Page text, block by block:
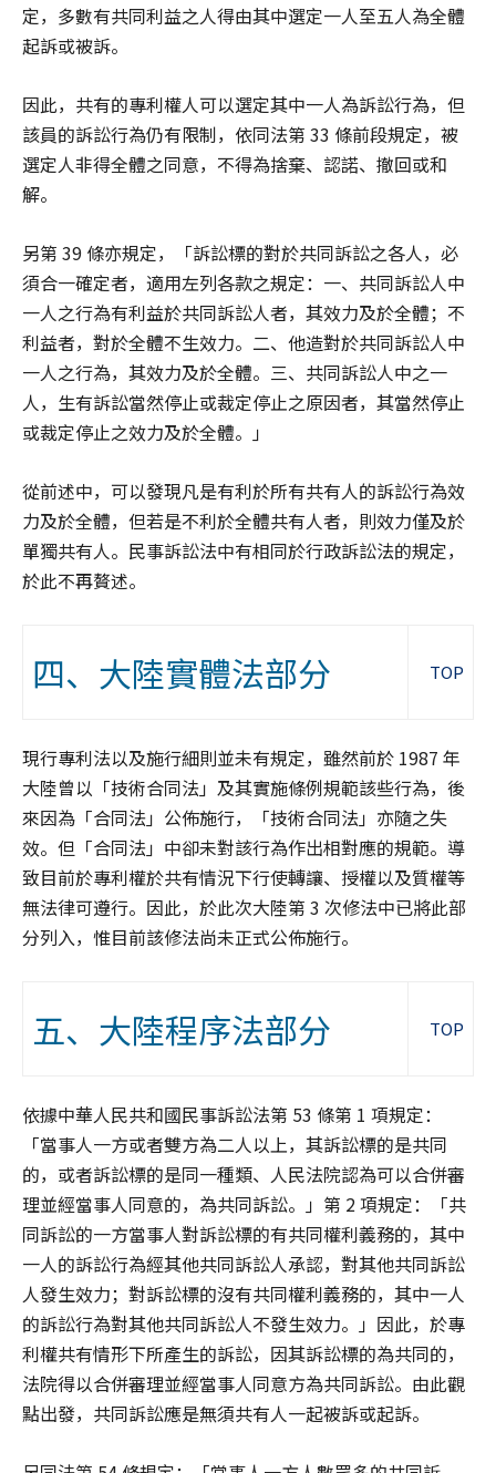
定，多數有共同利益之人得由其中選定一人至五人為全體
起訴或被訴。
因此，共有的專利權人可以選定其中一人為訴訟行為，但
該員的訴訟行為仍有限制，依同法第 33 條前段規定，被
選定人非得全體之同意，不得為捨棄、認諾、撤回或和
解。
另第 39 條亦規定，「訴訟標的對於共同訴訟之各人，必
須合一確定者，適用左列各款之規定：一、共同訴訟人中
一人之行為有利益於共同訴訟人者，其效力及於全體；不
利益者，對於全體不生效力。二、他造對於共同訴訟人中
一人之行為，其效力及於全體。三、共同訴訟人中之一
人，生有訴訟當然停止或裁定停止之原因者，其當然停止
或裁定停止之效力及於全體。」
從前述中，可以發現凡是有利於所有共有人的訴訟行為效
力及於全體，但若是不利於全體共有人者，則效力僅及於
單獨共有人。民事訴訟法中有相同於行政訴訟法的規定，
於此不再贅述。
四、大陸實體法部分 TOP
現行專利法以及施行細則並未有規定，雖然前於 1987 年
大陸曾以「技術合同法」及其實施條例規範該些行為，後
來因為「合同法」公佈施行，「技術合同法」亦隨之失
效。但「合同法」中卻未對該行為作出相對應的規範。導
致目前於專利權於共有情況下行使轉讓、授權以及質權等
無法律可遵行。因此，於此次大陸第 3 次修法中已將此部
分列入，惟目前該修法尚未正式公佈施行。
五、大陸程序法部分 TOP
依據中華人民共和國民事訴訟法第 53 條第 1 項規定：
「當事人一方或者雙方為二人以上，其訴訟標的是共同
的，或者訴訟標的是同一種類、人民法院認為可以合併審
理並經當事人同意的，為共同訴訟。」第 2 項規定：「共
同訴訟的一方當事人對訴訟標的有共同權利義務的，其中
一人的訴訟行為經其他共同訴訟人承認，對其他共同訴訟
人發生效力；對訴訟標的沒有共同權利義務的，其中一人
的訴訟行為對其他共同訴訟人不發生效力。」因此，於專
利權共有情形下所產生的訴訟，因其訴訟標的為共同的，
法院得以合併審理並經當事人同意方為共同訴訟。由此觀
點出發，共同訴訟應是無須共有人一起被訴或起訴。